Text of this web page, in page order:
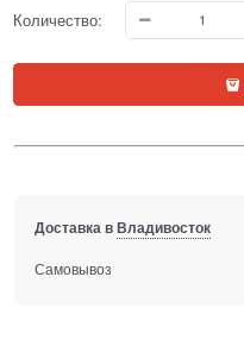
Количество:
Доставка вВладивосток
Самовывоз